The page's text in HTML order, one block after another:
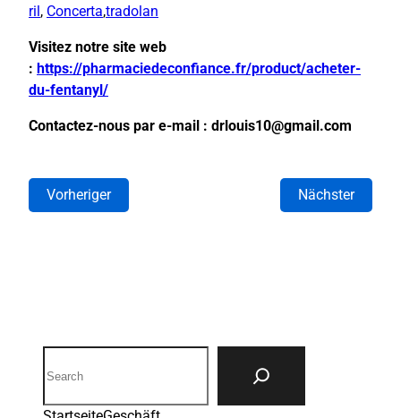
ril , Concerta,tradolan
Visitez notre site web
: https://pharmaciedeconfiance.fr/product/acheter-
du-fentanyl/
Contactez-nous par e-mail : drlouis10@gmail.com
Vorheriger Nächster